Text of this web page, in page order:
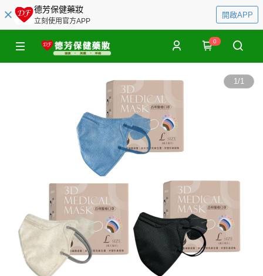
德芳保健藥妝
立刻使用官方APP
開啟APP
0
1/1